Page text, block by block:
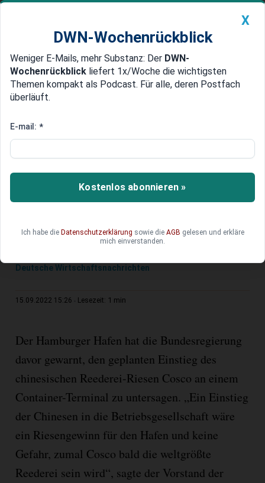
Newsticker MEIN DWN: Geldanlage Premium
Edelmetalle DWN-Magazin China
Hamburger Hafen warnt vor
Der Hamburger Hafen wünscht sich den Einstieg
von Chinas Reederei-Riesen Cosco in die
Betriebsgesellschaft. Die Bundesregierung steht
Deutsche Wirtschaftsnachrichten
15.09.2022 15:26 Lesezeit: 1 min
Der Hamburger Hafen hat die Bundesregierung
davor gewarnt, den geplanten Einstieg des
chinesischen Reederei-Riesen Cosco an einem
Container-Terminal zu untersagen. „Ein Einstieg
der Chinesen in die Betriebsgesellschaft wäre
ein Riesengewinn für den Hafen und keine
Gefahr, zumal Cosco bald die weltgrößte
Reederei sein wird“, sagte der Vorstand der
X
DWN-Wochenrückblick
Weniger E-Mails, mehr Substanz: Der DWN-
Wochenrückblick liefert 1x/Woche die wichtigsten
Themen kompakt als Podcast. Für alle, deren Postfach
überläuft.
E-mail: *
Kostenlos abonnieren »
Ich habe die Datenschutzerklärung sowie die AGB gelesen und erkläre
mich einverstanden.